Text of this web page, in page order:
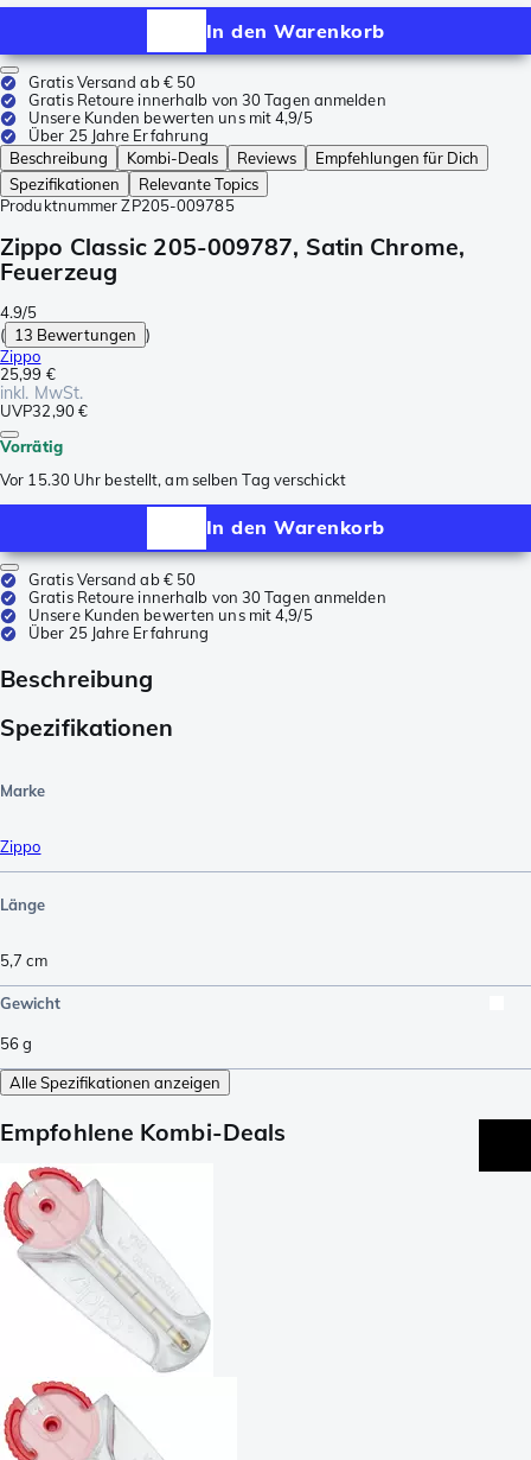
In den Warenkorb
Gratis Versand ab € 50
Gratis Retoure innerhalb von 30 Tagen anmelden
Unsere Kunden bewerten uns mit 4,9/5
Über 25 Jahre Erfahrung
Beschreibung
Kombi-Deals Reviews
Empfehlungen für Dich
Spezifikationen
Relevante Topics
Produktnummer ZP205-009785
Zippo Classic 205-009787, Satin Chrome,
Feuerzeug
4.9/5
( 13 Bewertungen )
Zippo
25,99 €
inkl. MwSt.
UVP32,90 €
Vorrätig
Vor 15.30 Uhr bestellt, am selben Tag verschickt
In den Warenkorb
Gratis Versand ab € 50
Gratis Retoure innerhalb von 30 Tagen anmelden
Unsere Kunden bewerten uns mit 4,9/5
Über 25 Jahre Erfahrung
Beschreibung
Spezifikationen
Marke
Zippo
Länge
5,7 cm
Gewicht
56g
Alle Spezifikationen anzeigen
Empfohlene Kombi-Deals